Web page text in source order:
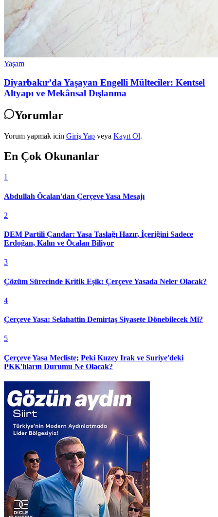
Yaşam
Diyarbakır’da Yaşayan Engelli Mülteciler: Kentsel
Altyapı ve Mekânsal Dışlanma
Yorumlar
Yorum yapmak icin Giriş Yap veya Kayıt Ol.
En Çok Okunanlar
1
Abdullah Öcalan'dan Çerçeve Yasa Mesajı
2
DEM Partili Çandar: Yasa Taslağı Hazır, İçeriğini Sadece
Erdoğan, Kalın ve Öcalan Biliyor
3
Çözüm Sürecinde Kritik Eşik: Çerçeve Yasada Neler Olacak?
4
Çerçeve Yasa: Selahattin Demirtaş Siyasete Dönebilecek Mi?
5
Çerçeve Yasa Mecliste; Peki Kuzey Irak ve Suriye'deki
PKK'lıların Durumu Ne Olacak?